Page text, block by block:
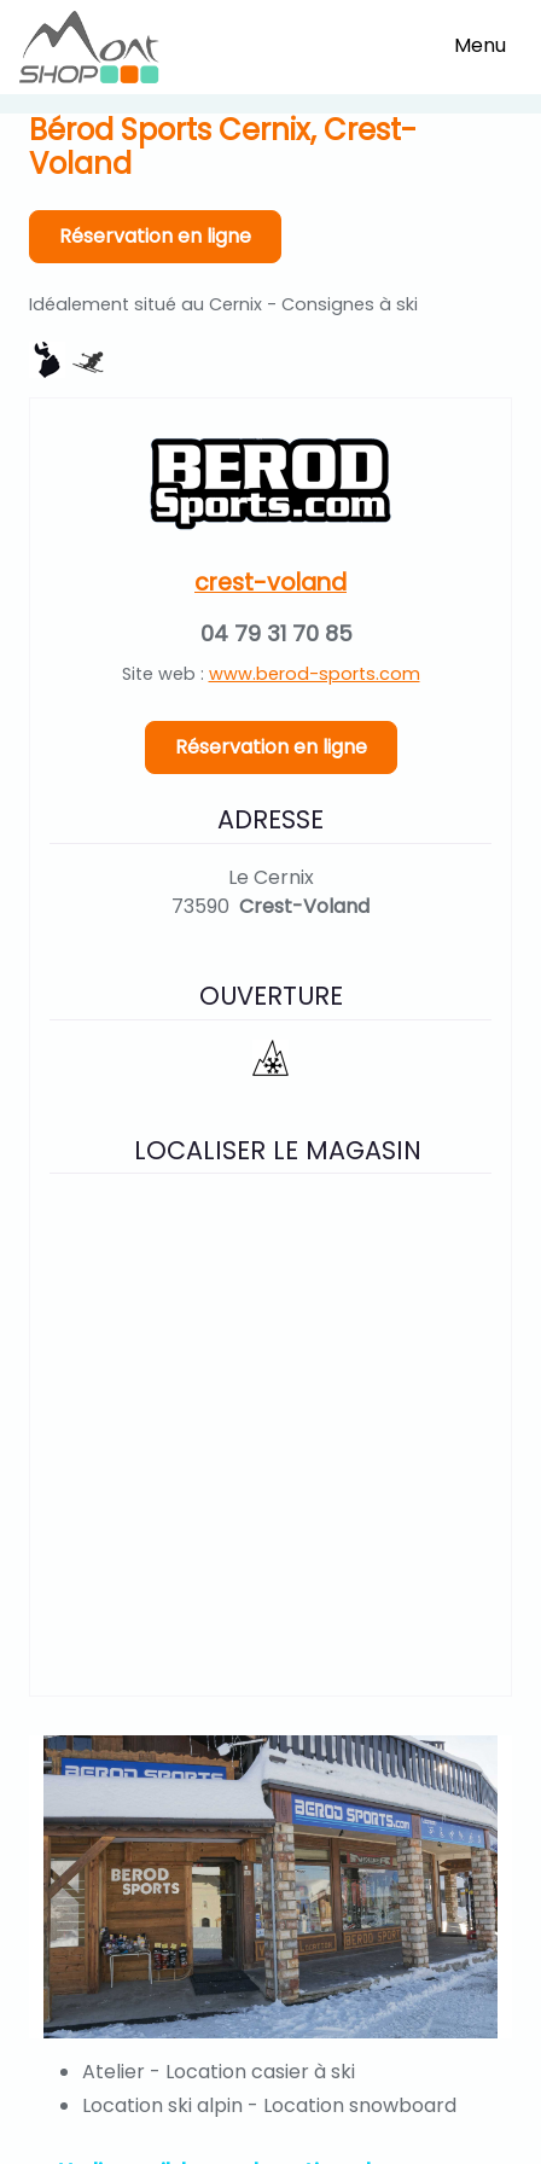
Menu
Bérod Sports Cernix, Crest-
Voland
Réservation en ligne
Idéalement situé au Cernix - Consignes à ski
Atelier - Location casier à ski
Location ski alpin - Location snowboard
crest-voland
04 79 31 70 85
Site web : www.berod-sports.com
Réservation en ligne
ADRESSE
Le Cernix
73590 Crest-Voland
OUVERTURE
LOCALISER LE MAGASIN